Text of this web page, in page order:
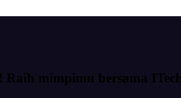
Raih mimpimu bersama